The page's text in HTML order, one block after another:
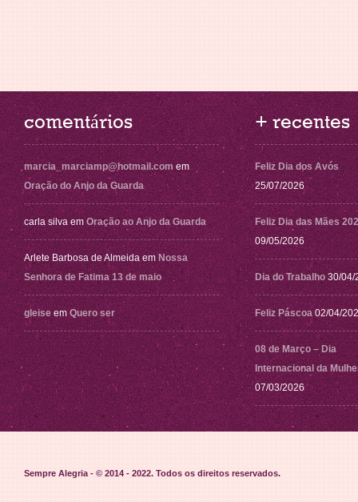
comentários
marcia_marciamp@hotmail.com em
Oração do Anjo da Guarda
carla silva em Oração ao Anjo da Guarda
Arlete Barbosa de Almeida em Nossa
Senhora de Fatima 13 de maio
gleise em Quero ser
+ recentes
Feliz Dia dos Avós
25/07/2026
Feliz Dia das Mães
09/05/2026
Dia do Trabalho 30/04/
Feliz Páscoa 02/04/
08 de Março – Dia
Internacional da
07/03/2026
Sempre Alegria - © 2014 - 2022. Todos os direitos reservados.